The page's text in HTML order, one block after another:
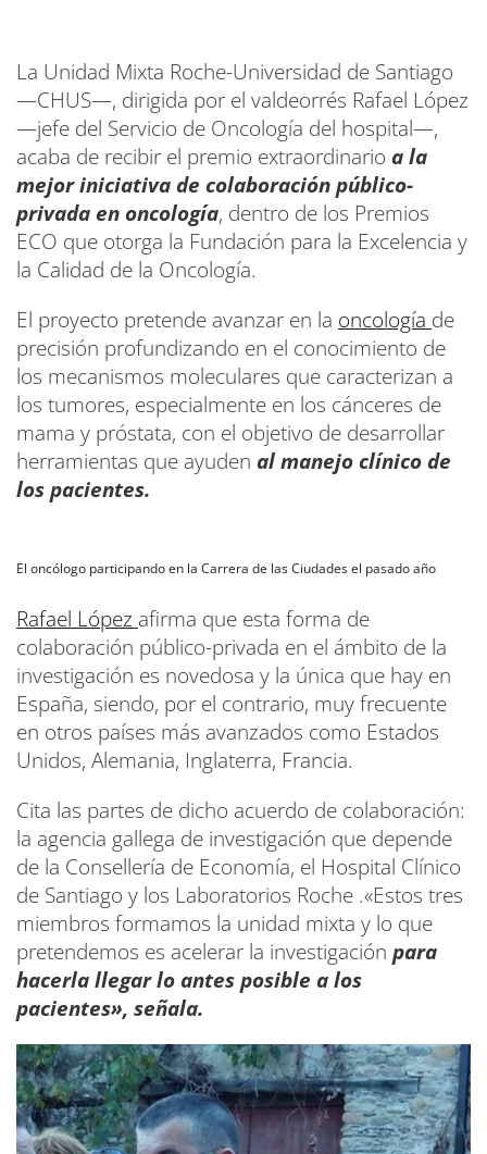
La Unidad Mixta Roche-Universidad de Santiago
—CHUS—, dirigida por el valdeorrés Rafael López
—jefe del Servicio de Oncología del hospital—,
acaba de recibir el premio extraordinario a la
mejor iniciativa de colaboración público-
privada en oncología, dentro de los Premios
ECO que otorga la Fundación para la Excelencia y
la Calidad de la Oncología.
El proyecto pretende avanzar en la oncología de
precisión profundizando en el conocimiento de
los mecanismos moleculares que caracterizan a
los tumores, especialmente en los cánceres de
mama y próstata, con el objetivo de desarrollar
herramientas que ayuden al manejo clínico de
los pacientes.
El oncólogo participando en la Carrera de las Ciudades el pasado año
Rafael López afirma que esta forma de
colaboración público-privada en el ámbito de la
investigación es novedosa y la única que hay en
España, siendo, por el contrario, muy frecuente
en otros países más avanzados como Estados
Unidos, Alemania, Inglaterra, Francia.
Cita las partes de dicho acuerdo de colaboración:
la agencia gallega de investigación que depende
de la Consellería de Economía, el Hospital Clínico
de Santiago y los Laboratorios Roche .«Estos tres
miembros formamos la unidad mixta y lo que
pretendemos es acelerar la investigación para
hacerla llegar lo antes posible a los
pacientes», señala.